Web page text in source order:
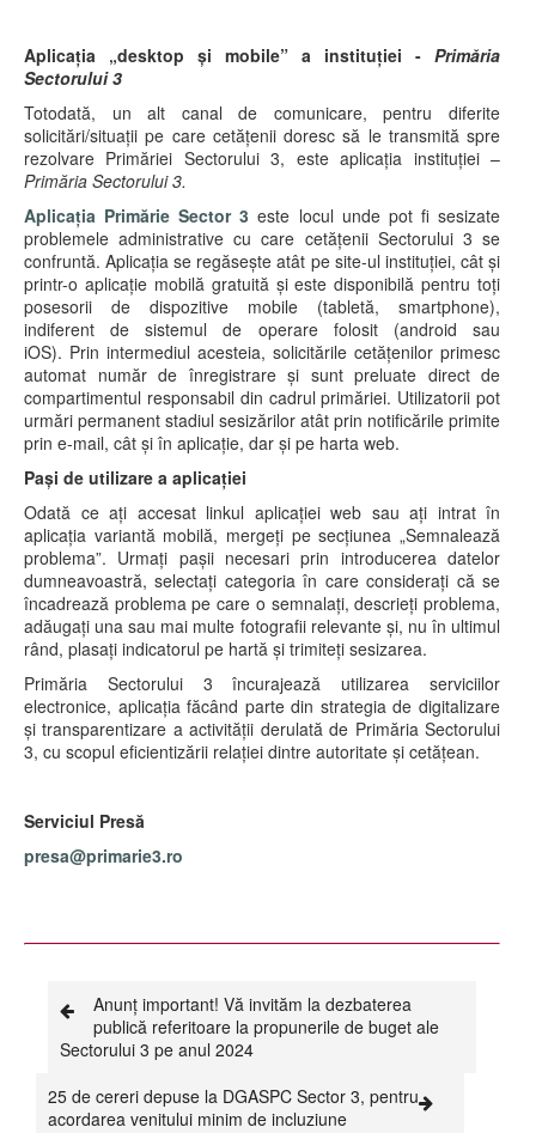
Aplicația „desktop și mobile” a instituției - Primăria
Sectorului 3
Totodată, un alt canal de comunicare, pentru diferite
solicitări/situații pe care cetățenii doresc să le transmită spre
rezolvare Primăriei Sectorului 3, este aplicația instituției –
Primăria Sectorului 3.
Aplicația Primărie Sector 3 este locul unde pot fi sesizate
problemele administrative cu care cetățenii Sectorului 3 se
confruntă. Aplicația se regăsește atât pe site-ul instituției, cât și
printr-o aplicație mobilă gratuită și este disponibilă pentru toți
posesorii de dispozitive mobile (tabletă, smartphone),
indiferent de sistemul de operare folosit (android sau
iOS). Prin intermediul acesteia, solicitările cetățenilor primesc
automat număr de înregistrare și sunt preluate direct de
compartimentul responsabil din cadrul primăriei. Utilizatorii pot
urmări permanent stadiul sesizărilor atât prin notificările primite
prin e-mail, cât și în aplicație, dar și pe harta web.
Pași de utilizare a aplicației
Odată ce ați accesat linkul aplicației web sau ați intrat în
aplicația variantă mobilă, mergeți pe secțiunea „Semnalează
problema”. Urmați pașii necesari prin introducerea datelor
dumneavoastră, selectați categoria în care considerați că se
încadrează problema pe care o semnalați, descrieți problema,
adăugați una sau mai multe fotografii relevante și, nu în ultimul
rând, plasați indicatorul pe hartă și trimiteți sesizarea.
Primăria Sectorului 3 încurajează utilizarea serviciilor
electronice, aplicația făcând parte din strategia de digitalizare
și transparentizare a activității derulată de Primăria Sectorului
3, cu scopul eficientizării relației dintre autoritate și cetățean.
Serviciul Presă
presa@primarie3.ro
Anunț important! Vă invităm la dezbaterea
publică referitoare la propunerile de buget ale
Sectorului 3 pe anul 2024
25 de cereri depuse la DGASPC Sector 3, pentru
acordarea venitului minim de incluziune